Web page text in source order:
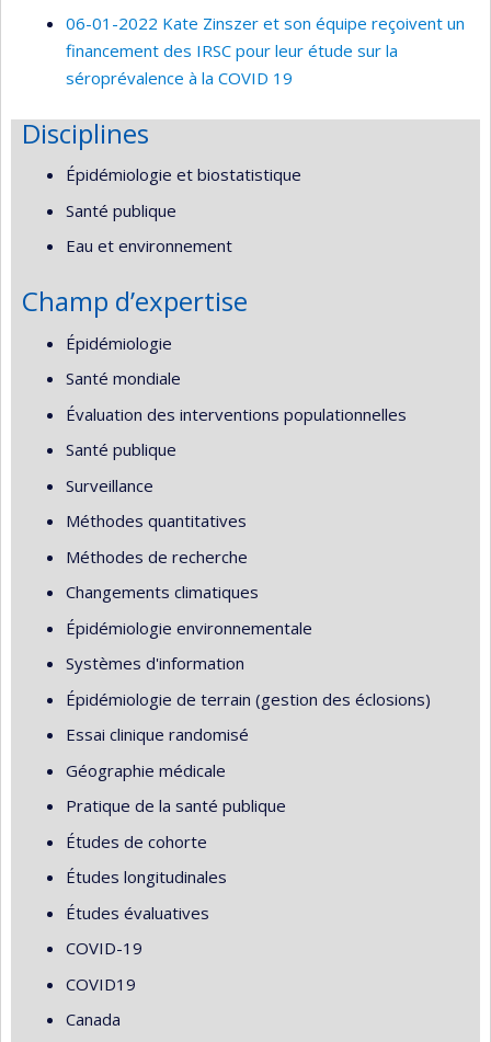
06-01-2022 Kate Zinszer et son équipe reçoivent un
financement des IRSC pour leur étude sur la
séroprévalence à la COVID 19
Disciplines
Épidémiologie et biostatistique
Santé publique
Eau et environnement
Champ d’expertise
Épidémiologie
Santé mondiale
Évaluation des interventions populationnelles
Santé publique
Surveillance
Méthodes quantitatives
Méthodes de recherche
Changements climatiques
Épidémiologie environnementale
Systèmes d'information
Épidémiologie de terrain (gestion des éclosions)
Essai clinique randomisé
Géographie médicale
Pratique de la santé publique
Études de cohorte
Études longitudinales
Études évaluatives
COVID-19
COVID19
Canada